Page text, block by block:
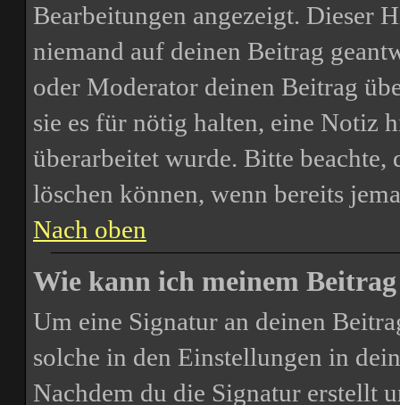
Bearbeitungen angezeigt. Dieser
niemand auf deinen Beitrag
oder Moderator deinen Beitrag
sie es für nötig halten, eine Notiz
überarbeitet wurde. Bitte
löschen können, wenn bereits
Nach oben
Wie kann ich meinem
Um eine Signatur an deinen
solche in den Einstellungen in
Nachdem du die Signatur erstellt